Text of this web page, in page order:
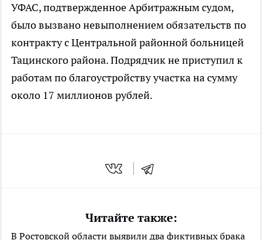
УФАС, подтвержденное Арбитражным судом,
было вызвано невыполнением обязательств по
контракту с Центральной районной больницей
Тацинского района. Подрядчик не приступил к
работам по благоустройству участка на сумму
около 17 миллионов рублей.
Читайте также:
В Ростовской области выявили два фиктивных брака